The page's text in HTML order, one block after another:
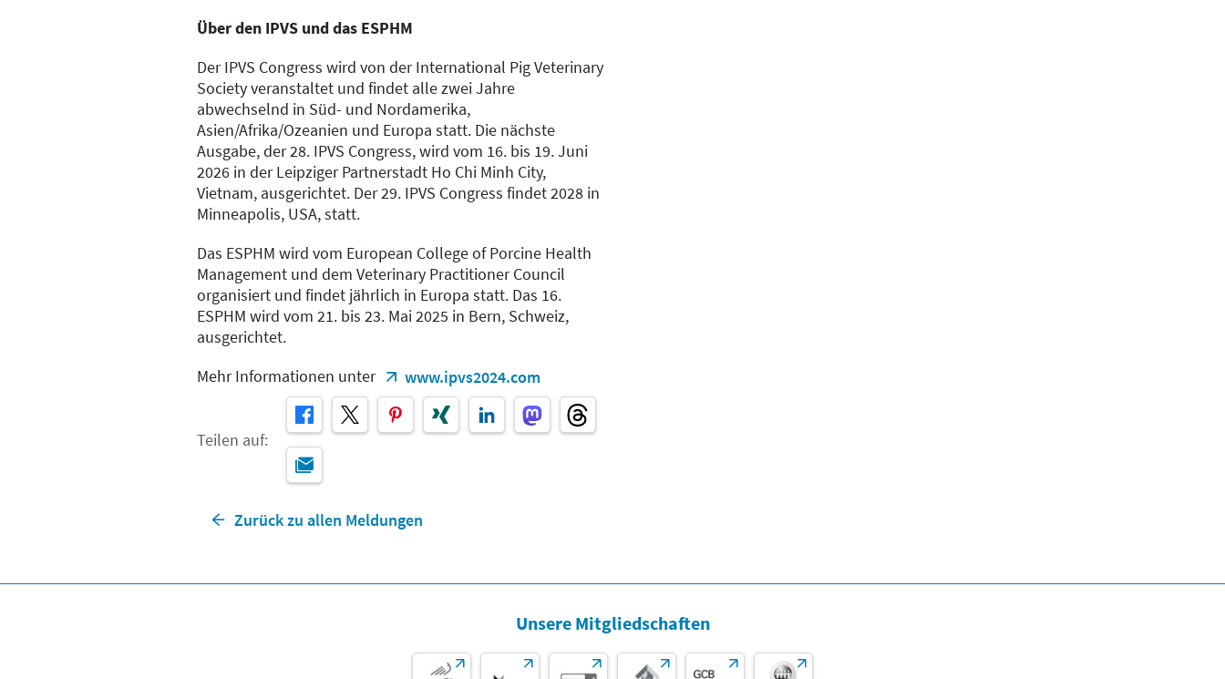
Über den IPVS und das ESPHM
Der IPVS Congress wird von der International Pig Veterinary
Society veranstaltet und findet alle zwei Jahre
abwechselnd in Süd- und Nordamerika,
Asien/Afrika/Ozeanien und Europa statt. Die nächste
Ausgabe, der 28. IPVS Congress, wird vom 16. bis 19. Juni
2026 in der Leipziger Partnerstadt Ho Chi Minh City,
Vietnam, ausgerichtet. Der 29. IPVS Congress findet 2028 in
Minneapolis, USA, statt.
Das ESPHM wird vom European College of Porcine Health
Management und dem Veterinary Practitioner Council
organisiert und findet jährlich in Europa statt. Das 16.
ESPHM wird vom 21. bis 23. Mai 2025 in Bern, Schweiz,
ausgerichtet.
Mehr Informationen unter
www.ipvs2024.com
Teilen auf:
Zurück zu allen Meldungen
Unsere Mitgliedschaften